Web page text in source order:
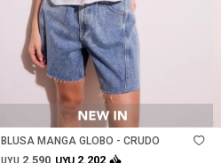
Talle
BLUSA MANGA GLOBO - CRUDO
UYU 2.590 2.202